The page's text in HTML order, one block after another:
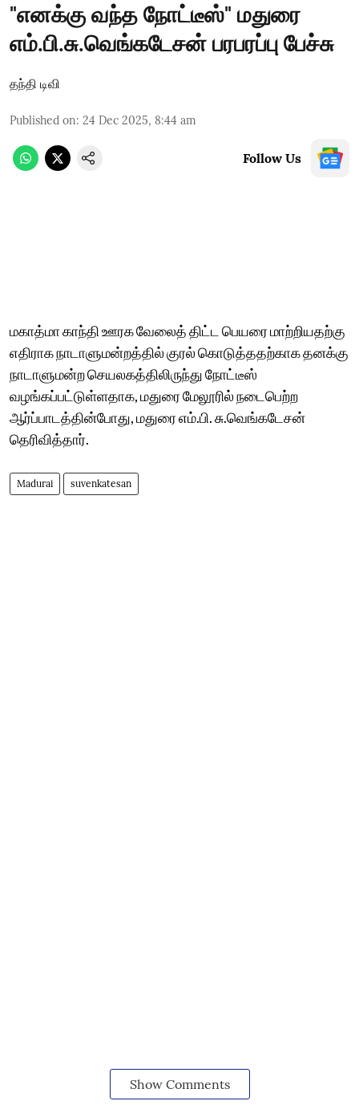
"எனக்கு வந்த நோட்டீஸ்" மதுரை
எம்.பி.சு.வெங்கடேசன் பரபரப்பு பேச்சு
தந்தி டிவி
Published on: 24 Dec 2025, 8:44 am
Follow Us
மகாத்மா காந்தி ஊரக வேலைத் திட்ட பெயரை மாற்றியதற்கு
எதிராக நாடாளுமன்றத்தில் குரல் கொடுத்ததற்காக தனக்கு
நாடாளுமன்ற செயலகத்திலிருந்து நோட்டீஸ்
வழங்கப்பட்டுள்ளதாக, மதுரை மேலூரில் நடைபெற்ற
ஆர்ப்பாடத்தின்போது, மதுரை எம்.பி. சு.வெங்கடேசன்
தெரிவித்தார்.
Madurai suvenkatesan
Show Comments